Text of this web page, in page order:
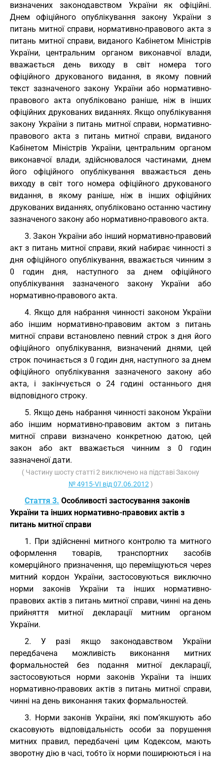
визначених законодавством України як офіційні.
Днем офіційного опублікування закону України з
питань митної справи, нормативно-правового акта з
питань митної справи, виданого Кабінетом Міністрів
України, центральним органом виконавчої влади,
вважається день виходу в світ номера того
офіційного друкованого видання, в якому повний
текст зазначеного закону України або нормативно-
правового акта опубліковано раніше, ніж в інших
офіційних друкованих виданнях. Якщо опублікування
закону України з питань митної справи, нормативно-
правового акта з питань митної справи, виданого
Кабінетом Міністрів України, центральним органом
виконавчої влади, здійснювалося частинами, днем
його офіційного опублікування вважається день
виходу в світ того номера офіційного друкованого
видання, в якому раніше, ніж в інших офіційних
друкованих виданнях, опубліковано останню частину
зазначеного закону або нормативно-правового акта.
3. Закон України або інший нормативно-правовий
акт з питань митної справи, який набирає чинності з
дня офіційного опублікування, вважається чинним з
0 годин дня, наступного за днем офіційного
опублікування зазначеного закону України або
нормативно-правового акта.
4. Якщо для набрання чинності законом України
або іншим нормативно-правовим актом з питань
митної справи встановлено певний строк з дня його
офіційного опублікування, визначений днями, цей
строк починається з 0 годин дня, наступного за днем
офіційного опублікування зазначеного закону або
акта, і закінчується о 24 годині останнього дня
відповідного строку.
5. Якщо день набрання чинності законом України
або іншим нормативно-правовим актом з питань
митної справи визначено конкретною датою, цей
закон або акт вважається чинним з 0 годин
зазначеної дати.
( Частину шосту статті 2 виключено на підставі Закону
№ 4915-VI від 07.06.2012 )
Стаття 3. Особливості застосування законів
України та інших нормативно-правових актів з
питань митної справи
1. При здійсненні митного контролю та митного
оформлення товарів, транспортних засобів
комерційного призначення, що переміщуються через
митний кордон України, застосовуються виключно
норми законів України та інших нормативно-
правових актів з питань митної справи, чинні на день
прийняття митної декларації митним органом
України.
2. У разі якщо законодавством України
передбачена можливість виконання митних
формальностей без подання митної декларації,
застосовуються норми законів України та інших
нормативно-правових актів з питань митної справи,
чинні на день виконання таких формальностей.
3. Норми законів України, які пом’якшують або
скасовують відповідальність особи за порушення
митних правил, передбачені цим Кодексом, мають
зворотну дію в часі, тобто їх норми поширюються і на